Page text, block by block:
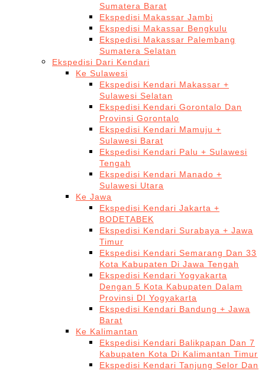
Sumatera Barat
Ekspedisi Makassar Jambi
Ekspedisi Makassar Bengkulu
Ekspedisi Makassar Palembang
Sumatera Selatan
Ekspedisi Dari Kendari
Ke Sulawesi
Ekspedisi Kendari Makassar +
Sulawesi Selatan
Ekspedisi Kendari Gorontalo Dan
Provinsi Gorontalo
Ekspedisi Kendari Mamuju +
Sulawesi Barat
Ekspedisi Kendari Palu + Sulawesi
Tengah
Ekspedisi Kendari Manado +
Sulawesi Utara
Ke Jawa
Ekspedisi Kendari Jakarta +
BODETABEK
Ekspedisi Kendari Surabaya + Jawa
Timur
Ekspedisi Kendari Semarang Dan 33
Kota Kabupaten Di Jawa Tengah
Ekspedisi Kendari Yogyakarta
Dengan 5 Kota Kabupaten Dalam
Provinsi DI Yogyakarta
Ekspedisi Kendari Bandung + Jawa
Barat
Ke Kalimantan
Ekspedisi Kendari Balikpapan Dan 7
Kabupaten Kota Di Kalimantan Timur
Ekspedisi Kendari Tanjung Selor Dan